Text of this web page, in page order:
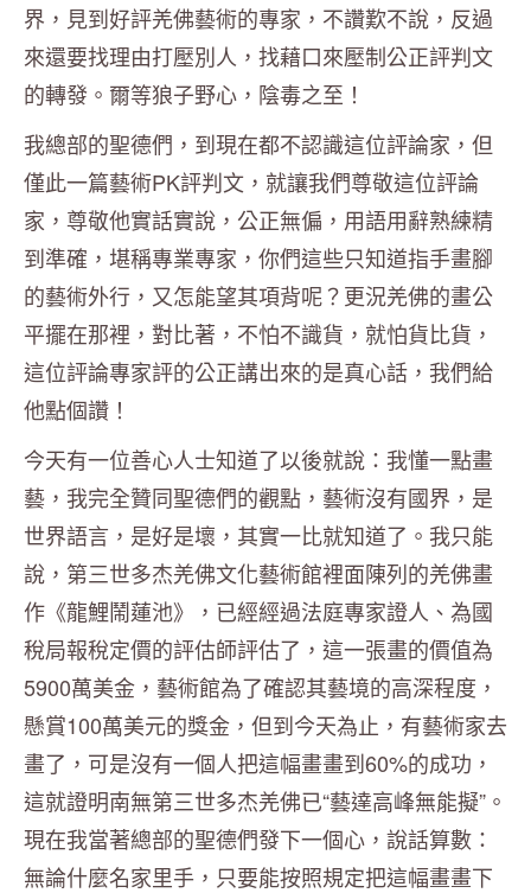
界，見到好評羌佛藝術的專家，不讚歎不說，反過
來還要找理由打壓別人，找藉口來壓制公正評判文
的轉發。爾等狼子野心，陰毒之至！
我總部的聖德們，到現在都不認識這位評論家，但
僅此一篇藝術PK評判文，就讓我們尊敬這位評論
家，尊敬他實話實說，公正無偏，用語用辭熟練精
到準確，堪稱專業專家，你們這些只知道指手畫腳
的藝術外行，又怎能望其項背呢？更況羌佛的畫公
平擺在那裡，對比著，不怕不識貨，就怕貨比貨，
這位評論專家評的公正講出來的是真心話，我們給
他點個讚！
今天有一位善心人士知道了以後就說：我懂一點畫
藝，我完全贊同聖德們的觀點，藝術沒有國界，是
世界語言，是好是壞，其實一比就知道了。我只能
說，第三世多杰羌佛文化藝術館裡面陳列的羌佛畫
作《龍鯉鬧蓮池》，已經經過法庭專家證人、為國
稅局報稅定價的評估師評估了，這一張畫的價值為
5900萬美金，藝術館為了確認其藝境的高深程度，
懸賞100萬美元的獎金，但到今天為止，有藝術家去
畫了，可是沒有一個人把這幅畫畫到60%的成功，
這就證明南無第三世多杰羌佛已“藝達高峰無能擬”。
現在我當著總部的聖德們發下一個心，說話算數：
無論什麼名家里手，只要能按照規定把這幅畫畫下